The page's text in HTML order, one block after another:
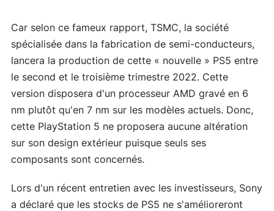
Car selon ce fameux rapport, TSMC, la société
spécialisée dans la fabrication de semi-conducteurs,
lancera la production de cette « nouvelle » PS5 entre
le second et le troisième trimestre 2022. Cette
version disposera d'un processeur AMD gravé en 6
nm plutôt qu'en 7 nm sur les modèles actuels. Donc,
cette PlayStation 5 ne proposera aucune altération
sur son design extérieur puisque seuls ses
composants sont concernés.
Lors d'un récent entretien avec les investisseurs, Sony
a déclaré que les stocks de PS5 ne s'amélioreront